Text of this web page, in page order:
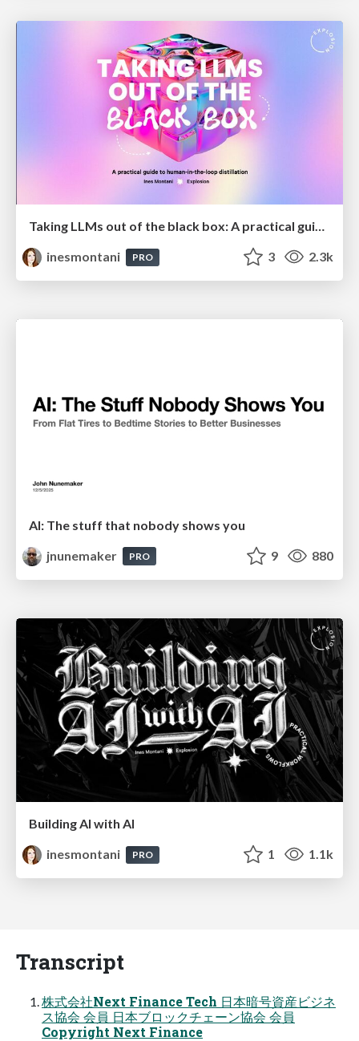
Taking LLMs out of the black box: A practical guide to human-in-the-loop distillation
inesmontani
PRO 3 2.3k
AI: The stuff that nobody shows you
jnunemaker
PRO 9 880
Building AI with AI
inesmontani
PRO 1 1.1k
Transcript
株式会社Next Finance Tech 日本暗号資産ビジネ
ス協会 会員 日本ブロックチェーン協会 会員
Copyright Next Finance